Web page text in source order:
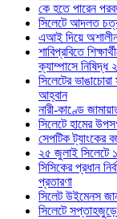
কে হতে পারেন
সিলেটে আদলত
এআই দিয়ে অশালীন
শাবিপ্রবিতে
ক্যাম্পাসে নিষিদ্ধ
সিলেটের
আহ্বান
নারী-কাণ্ডে
সিলেটে হামের
সেপটিক ট্যাংকের
২৫ জুলাই সিলেটে
সিসিকের প্রধান
প্রতারণা
সিলেট উইমেনস
সিলেটে সপ্তাহজুড়ে